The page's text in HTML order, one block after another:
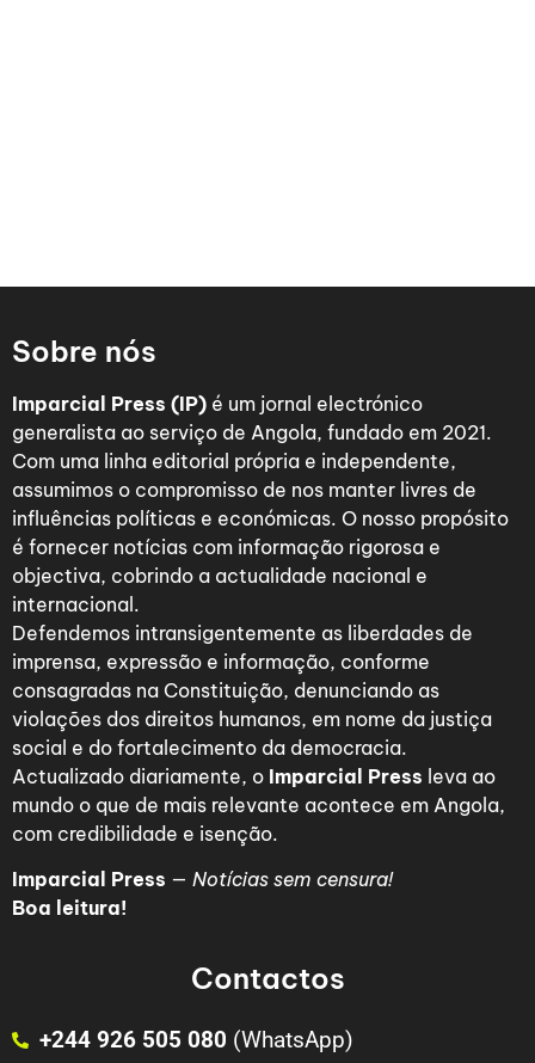
Sobre nós
Imparcial Press (IP) é um jornal electrónico
generalista ao serviço de Angola, fundado em 2021.
Com uma linha editorial própria e independente,
assumimos o compromisso de nos manter livres de
influências políticas e económicas. O nosso propósito
é fornecer notícias com informação rigorosa e
objectiva, cobrindo a actualidade nacional e
internacional.
Defendemos intransigentemente as liberdades de
imprensa, expressão e informação, conforme
consagradas na Constituição, denunciando as
violações dos direitos humanos, em nome da justiça
social e do fortalecimento da democracia.
Actualizado diariamente, o Imparcial Press leva ao
mundo o que de mais relevante acontece em Angola,
com credibilidade e isenção.
Imparcial Press — Notícias sem censura!
Boa leitura!
Contactos
+244 926 505 080 (WhatsApp)